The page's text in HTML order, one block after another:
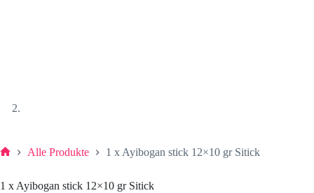
Alle Produkte 1 x Ayibogan stick 12×10 gr Sitick
1 x Ayibogan stick 12×10 gr Sitick